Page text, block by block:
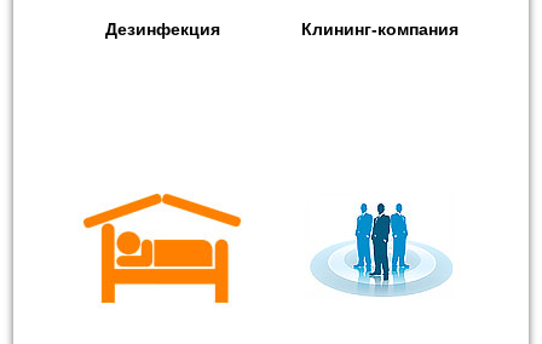
Дезинфекция Клининг-компания